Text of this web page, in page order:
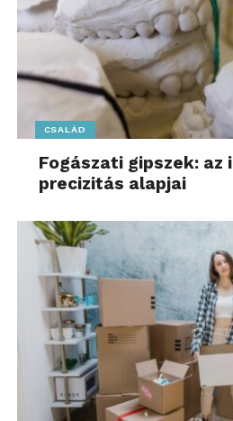
CSALÁD
Fogászati gipszek: az
precizitás alapjai